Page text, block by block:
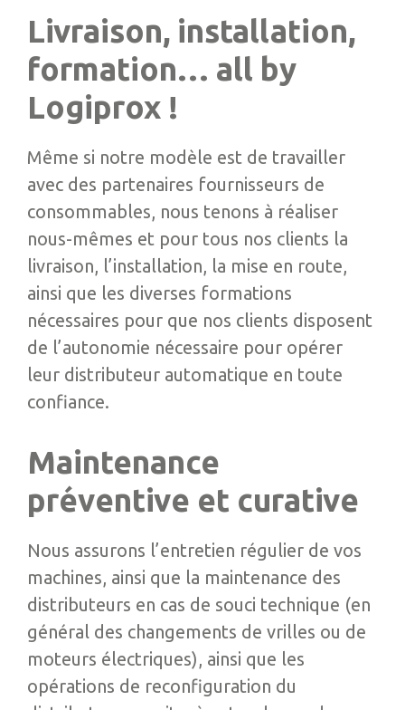
Livraison, installation,
formation… all by
Logiprox !
Même si notre modèle est de travailler
avec des partenaires fournisseurs de
consommables, nous tenons à réaliser
nous-mêmes et pour tous nos clients la
livraison, l’installation, la mise en route,
ainsi que les diverses formations
nécessaires pour que nos clients disposent
de l’autonomie nécessaire pour opérer
leur distributeur automatique en toute
confiance.
Maintenance
préventive et curative
Nous assurons l’entretien régulier de vos
machines, ainsi que la maintenance des
distributeurs en cas de souci technique (en
général des changements de vrilles ou de
moteurs électriques), ainsi que les
opérations de reconfiguration du